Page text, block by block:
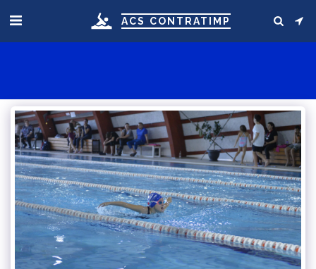
ACS CONTRATIMP